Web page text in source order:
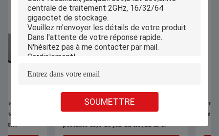
SOUMETTRE
Batterie de pouce 8GB 16GB Ram
With 4500mAH de l'ordinateur
portable 15,6 de jeu du noyau I5 I7
Un ordinateur
de 256 Go